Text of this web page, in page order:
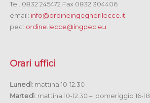
Tel. 0832 245472 Fax 0832 304406
email: info@ordineingegnerilecce.it
pec: ordine.lecce@ingpec.eu
Orari uffici
Lunedì: mattina 10-12.30
Martedì: mattina 10-12.30 – pomeriggio 16-18